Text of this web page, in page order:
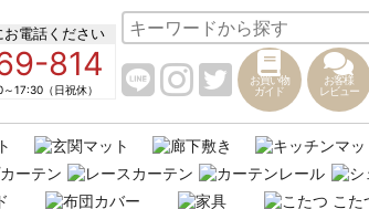
お電話ください
814
17:30（日祝休）
お買い物
ガイド
お客様
レビュー